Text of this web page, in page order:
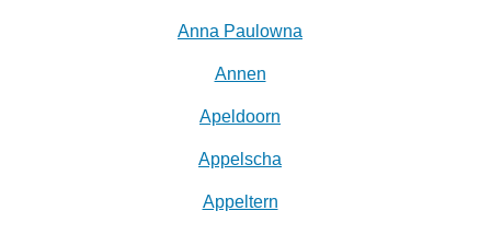
Anna Paulowna
Annen
Apeldoorn
Appelscha
Appeltern